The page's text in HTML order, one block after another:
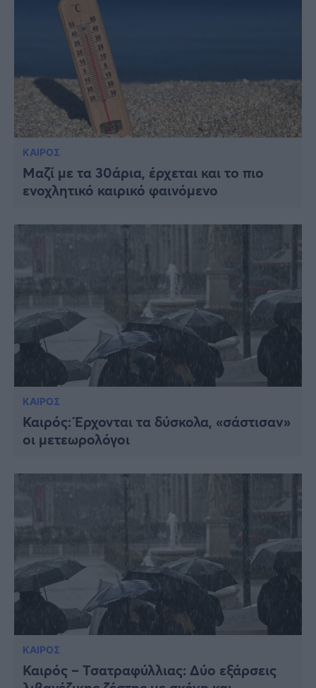
ΚΑΙΡΟΣ
Μαζί με τα 30άρια, έρχεται και το πιο
ενοχλητικό καιρικό φαινόμενο
ΚΑΙΡΟΣ
Καιρός: Έρχονται τα δύσκολα, «σάστισαν»
οι μετεωρολόγοι
ΚΑΙΡΟΣ
Καιρός – Τσατραφύλλιας: Δύο εξάρσεις